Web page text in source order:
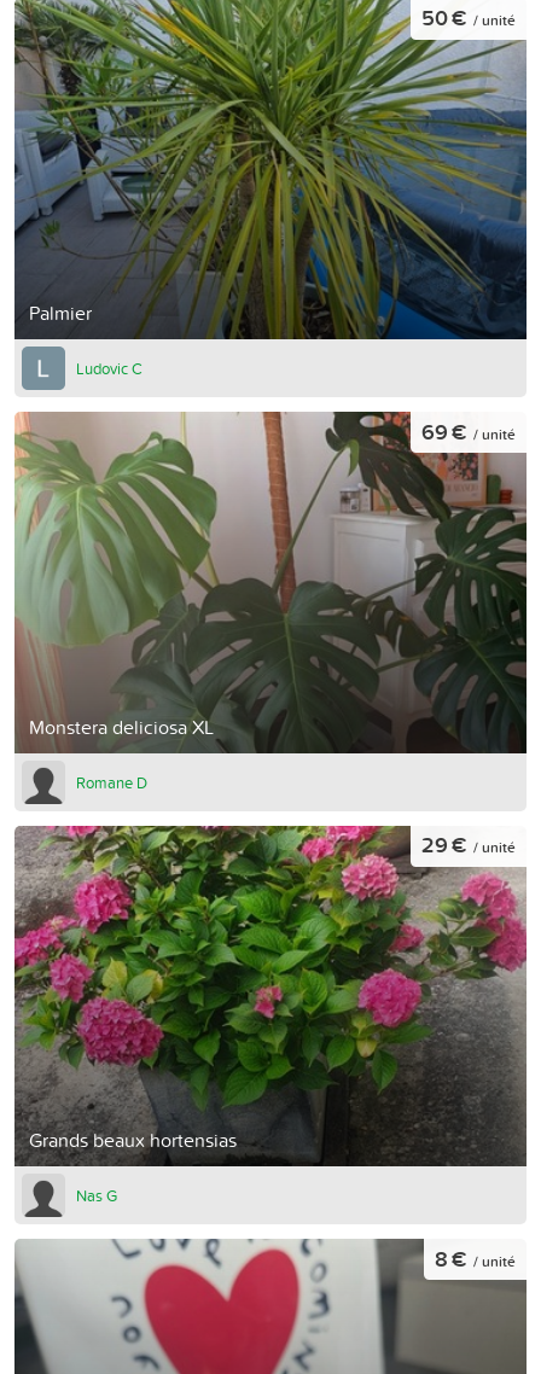
Palmier
50 € / unité
Ludovic C
Monstera deliciosa XL
69 € / unité
Romane D
Grands beaux hortensias
29 € / unité
Nas G
8 € / unité